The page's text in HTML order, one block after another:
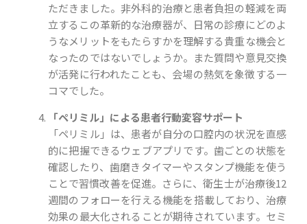
ただきました。非外科的治療と患者負担の軽減を両
立するこの革新的な治療器が、日常の診療にどのよ
うなメリットをもたらすかを理解する貴重な機会と
なったのではないでしょうか。また質問や意見交換
が活発に行われたことも、会場の熱気を象徴する一
コマでした。
「ペリミル」による患者行動変容サポート
「ペリミル」は、患者が自分の口腔内の状況を直感
的に把握できるウェブアプリです。歯ごとの状態を
確認したり、歯磨きタイマーやスタンプ機能を使う
ことで習慣改善を促進。さらに、衛生士が治療後12
週間のフォローを行える機能を搭載しており、治療
効果の最大化されることが期待されています。セミ